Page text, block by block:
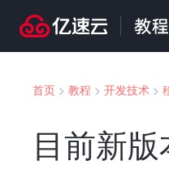
首页 > 教程 > 开发技术 >
目前新